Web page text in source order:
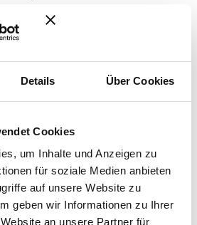
Details Über Cookies
Cookies
um Inhalte und Anzeigen zu
für soziale Medien anbieten
auf unsere Website zu
geben wir Informationen zu Ihrer
an unsere Partner für
der PM-Optimierung verliert auch
Situation nicht an Fahrtwind.
für Nachfragen
Herausforderung im Virtuellen
Projektmanagement, bei der ich
Kontakt per E-mail: Christiane
Busshoff